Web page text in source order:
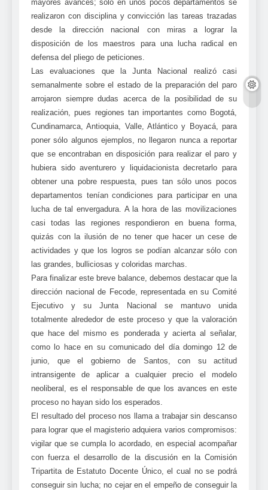
mayores avances; sólo en unos pocos departamentos se
realizaron con disciplina y convicción las tareas trazadas
desde la dirección nacional con miras a lograr la
disposición de los maestros para una lucha radical en
defensa del pliego de peticiones.
Las evaluaciones que la Junta Nacional realizó casi
semanalmente sobre el estado de la preparación del paro
arrojaron siempre dudas acerca de la posibilidad de su
realización, pues regiones tan importantes como Bogotá,
Cundinamarca, Antioquia, Valle, Atlántico y Boyacá, para
poner sólo algunos ejemplos, no llegaron nunca a reportar
que se encontraban en disposición para realizar el paro y
hubiera sido aventurero y liquidacionista decretarlo para
obtener una pobre respuesta, pues tan sólo unos pocos
departamentos tenían condiciones para participar en una
lucha de tal envergadura. A la hora de las movilizaciones
casi todas las regiones respondieron en buena forma,
quizás con la ilusión de no tener que hacer un cese de
actividades y que los logros se podían alcanzar sólo con
las grandes, bulliciosas y coloridas marchas.
Para finalizar este breve balance, debemos destacar que la
dirección nacional de Fecode, representada en su Comité
Ejecutivo y su Junta Nacional se mantuvo unida
totalmente alrededor de este proceso y que la valoración
que hace del mismo es ponderada y acierta al señalar,
como lo hace en su comunicado del día domingo 12 de
junio, que el gobierno de Santos, con su actitud
intransigente de aplicar a cualquier precio el modelo
neoliberal, es el responsable de que los avances en este
proceso no hayan sido los esperados.
El resultado del proceso nos llama a trabajar sin descanso
para lograr que el magisterio adquiera varios compromisos:
vigilar que se cumpla lo acordado, en especial acompañar
con fuerza el desarrollo de la discusión en la Comisión
Tripartita de Estatuto Docente Único, el cual no se podrá
conseguir sin lucha; no cejar en el empeño de conseguir la